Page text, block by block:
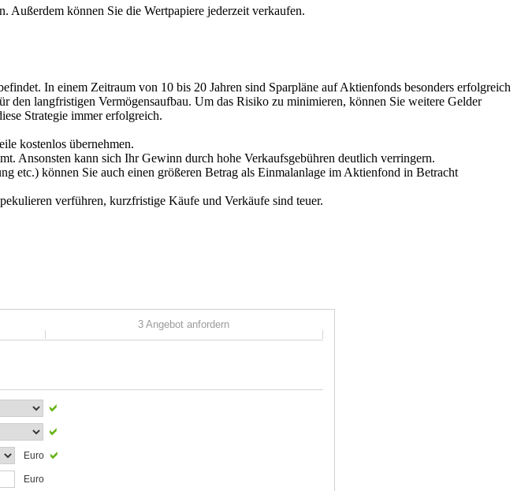
Außerdem können Sie die Wertpapiere jederzeit verkaufen.
In einem Zeitraum von 10 bis 20 Jahren sind Sparpläne auf Aktienfonds besonders erfolgreich
den langfristigen Vermögensaufbau. Um das Risiko zu minimieren, können Sie weitere Gelder
Strategie immer erfolgreich.
kostenlos übernehmen.
Ansonsten kann sich Ihr Gewinn durch hohe Verkaufsgebühren deutlich verringern.
etc.) können Sie auch einen größeren Betrag als Einmalanlage im Aktienfond in Betracht
verführen, kurzfristige Käufe und Verkäufe sind teuer.